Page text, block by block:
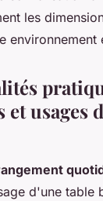
les
environnement
et usages
d'une table